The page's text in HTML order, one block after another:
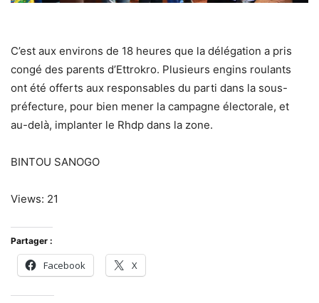
C’est aux environs de 18 heures que la délégation a pris
congé des parents d’Ettrokro. Plusieurs engins roulants
ont été offerts aux responsables du parti dans la sous-
préfecture, pour bien mener la campagne électorale, et
au-delà, implanter le Rhdp dans la zone.
BINTOU SANOGO
Views: 21
Partager :
Facebook X